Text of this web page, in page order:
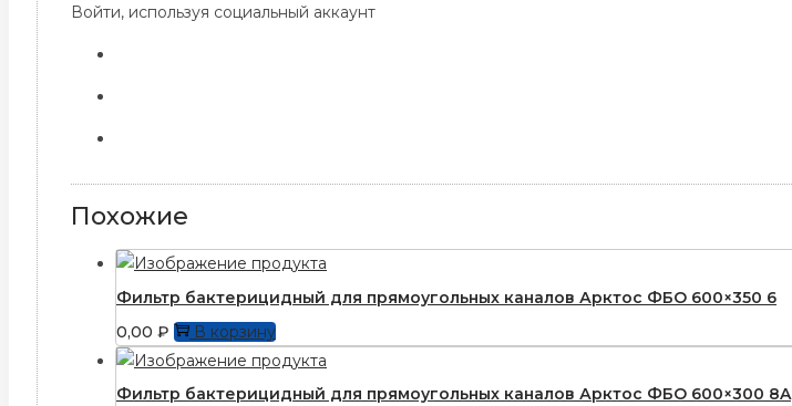
Войти, используя социальный аккаунт
Похожие
Фильтр бактерицидный для прямоугольных каналов Арктос ФБО 600×350 6
0,00 ₽ В корзину
Фильтр бактерицидный для прямоугольных каналов Арктос ФБО 600×300 8A